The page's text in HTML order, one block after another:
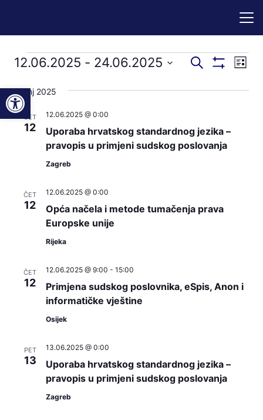
Događaji
Događaji
pregleda
Pretraži Popis
12.06.2025 - 24.06.2025
datum.
lipanj 2025
ČET
12
Uporaba hrvatskog standardnog jezika –
pravopis u primjeni sudskog poslovanja
12.06.2025 @ 0:00
Zagreb
ČET
12
Opća načela i metode tumačenja prava
Europske unije
12.06.2025 @ 0:00
Rijeka
ČET
12
Primjena sudskog poslovnika, eSpis, Anon i
informatičke vještine
12.06.2025 @ 9:00 - 15:00
Osijek
PET
13
Uporaba hrvatskog standardnog jezika –
pravopis u primjeni sudskog poslovanja
13.06.2025 @ 0:00
Zagreb
Open toolbar